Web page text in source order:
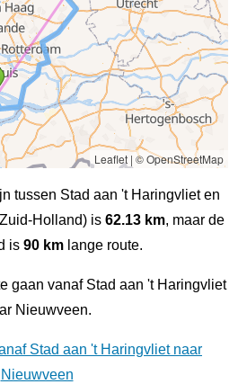
Leaflet| © OpenStreetMap
tussen Stad aan 't Haringvliet en
Holland) is 62.13 km, maar de
is 90 kmlange route.
gaan vanaf Stad aan 't Haringvliet
Nieuwveen.
Stad aan 't Haringvliet naar
Nieuwveen